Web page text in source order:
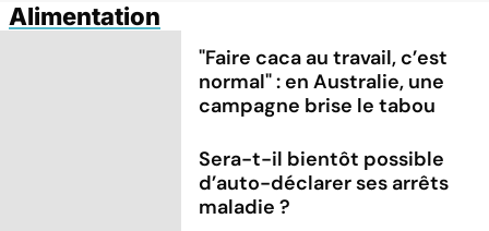
Alimentation
"Faire caca au travail, c’est
normal" : en Australie, une
campagne brise le tabou
Sera-t-il bientôt possible
d’auto-déclarer ses arrêts
maladie ?